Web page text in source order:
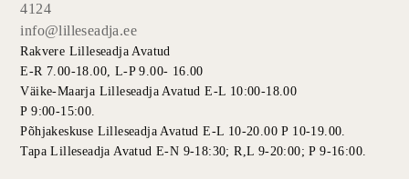
4124
info@lilleseadja.ee
Rakvere Lilleseadja Avatud
E-R 7.00-18.00, L-P 9.00- 16.00
Väike-Maarja Lilleseadja Avatud E-L 10:00-18.00
P 9:00-15:00.
Põhjakeskuse Lilleseadja Avatud E-L 10-20.00 P 10-19.00.
Tapa Lilleseadja Avatud E-N 9-18:30; R,L 9-20:00; P 9-16:00.